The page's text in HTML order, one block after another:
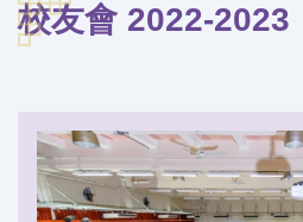
校友會 2022-2023